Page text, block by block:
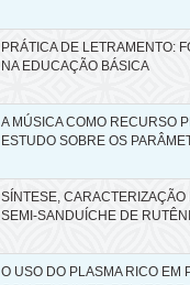
PRÁTICA DE LETRAMENTO:
NA EDUCAÇÃO BÁSICA
A MÚSICA COMO RECURSO
ESTUDO SOBRE OS
SÍNTESE, CARACTERIZAÇÃO
SEMI-SANDUÍCHE DE
O USO DO PLASMA RICO EM